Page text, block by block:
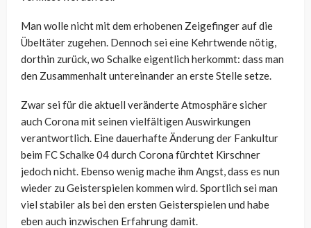
Man wolle nicht mit dem erhobenen Zeigefinger auf die
Übeltäter zugehen. Dennoch sei eine Kehrtwende nötig,
dorthin zurück, wo Schalke eigentlich herkommt: dass man
den Zusammenhalt untereinander an erste Stelle setze.
Zwar sei für die aktuell veränderte Atmosphäre sicher
auch Corona mit seinen vielfältigen Auswirkungen
verantwortlich. Eine dauerhafte Änderung der Fankultur
beim FC Schalke 04 durch Corona fürchtet Kirschner
jedoch nicht. Ebenso wenig mache ihm Angst, dass es nun
wieder zu Geisterspielen kommen wird. Sportlich sei man
viel stabiler als bei den ersten Geisterspielen und habe
eben auch inzwischen Erfahrung damit.